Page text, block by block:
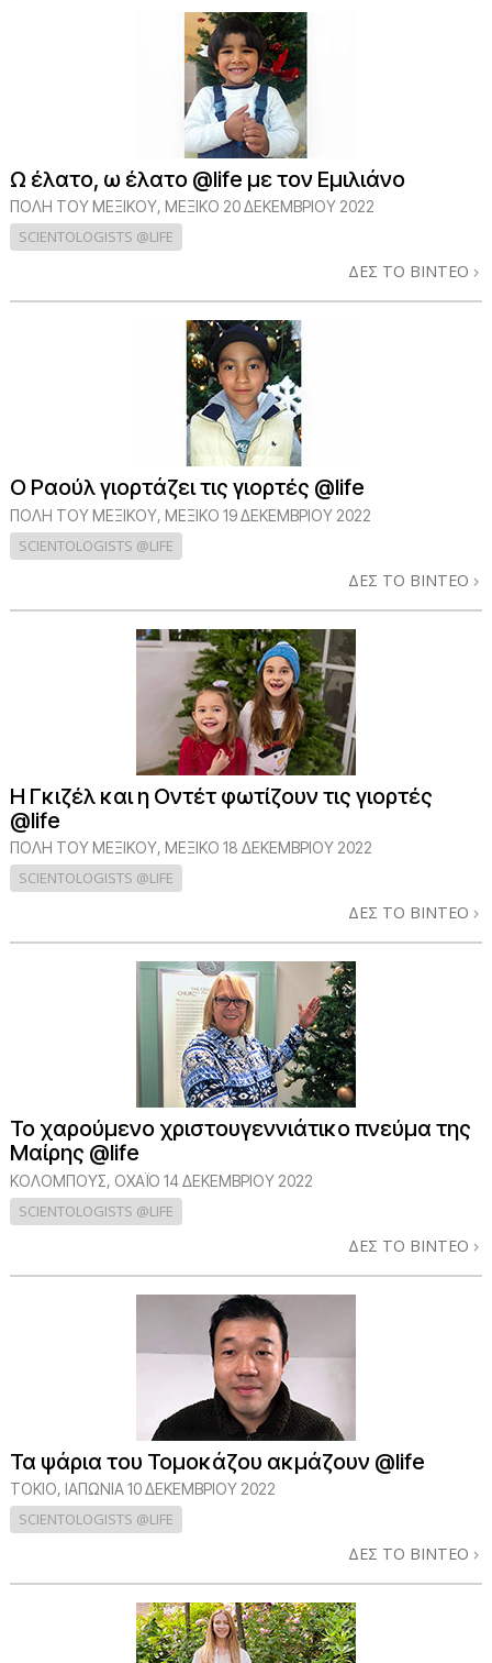
Ω έλατο, ω έλατο @life με τον Εμιλιάνο
ΠΌΛΗ ΤΟΥ ΜΕΞΙΚΟΎ, ΜΕΞΙΚΌ 20 ΔΕΚΕΜΒΡΙΟΥ 2022
SCIENTOLOGISTS @LIFE
ΔΕΣ ΤΟ ΒΙΝΤΕΟ
Ο Ραούλ γιορτάζει τις γιορτές @life
ΠΌΛΗ ΤΟΥ ΜΕΞΙΚΟΎ, ΜΕΞΙΚΌ 19 ΔΕΚΕΜΒΡΙΟΥ 2022
SCIENTOLOGISTS @LIFE
ΔΕΣ ΤΟ ΒΙΝΤΕΟ
Η Γκιζέλ και η Οντέτ φωτίζουν τις γιορτές
@life
ΠΌΛΗ ΤΟΥ ΜΕΞΙΚΟΎ, ΜΕΞΙΚΌ 18 ΔΕΚΕΜΒΡΙΟΥ 2022
SCIENTOLOGISTS @LIFE
ΔΕΣ ΤΟ ΒΙΝΤΕΟ
Το χαρούμενο χριστουγεννιάτικο πνεύμα της
Μαίρης @life
ΚΟΛΟΜΠΟΥΣ, ΟΧΑΪΟ 14 ΔΕΚΕΜΒΡΙΟΥ 2022
SCIENTOLOGISTS @LIFE
ΔΕΣ ΤΟ ΒΙΝΤΕΟ
Τα ψάρια του Τομοκάζου ακμάζουν @life
ΤΌΚΙΟ, ΙΑΠΩΝΊΑ10 ΔΕΚΕΜΒΡΙΟΥ 2022
SCIENTOLOGISTS @LIFE
ΔΕΣ ΤΟ ΒΙΝΤΕΟ